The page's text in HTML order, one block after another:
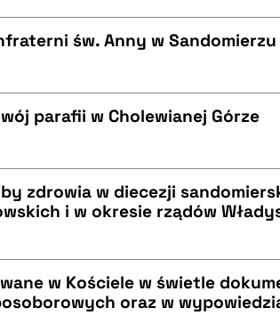
św. Anny w Sandomierzu
parafii w Cholewianej Górze
zdrowia w diecezji
i w okresie rządów
w Kościele w świetle
oraz w